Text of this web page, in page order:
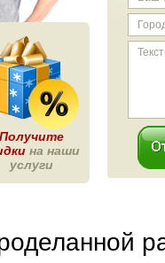
Получите
на наши
услуги